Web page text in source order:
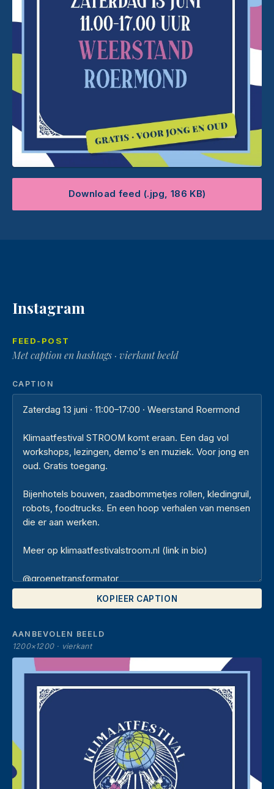
Download feed (.jpg, 186 KB)
Instagram
FEED-POST
Met caption en hashtags · vierkant beeld
CAPTION
KOPIEER CAPTION
AANBEVOLEN BEELD
1200×1200 · vierkant